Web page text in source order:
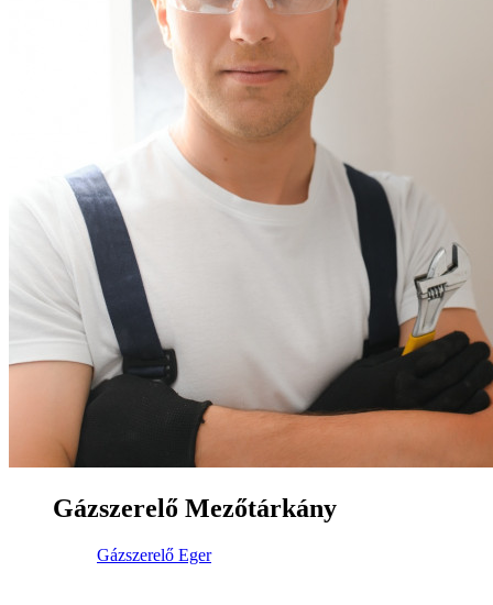
Gázszerelő Mezőtárkány
Gázszerelő Eger